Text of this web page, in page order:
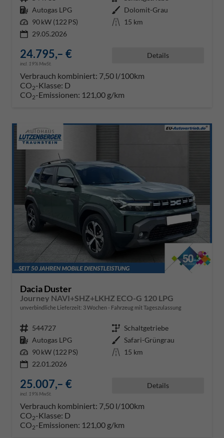
Kraftstoff Autogas LPG Außenfarbe Dolomit-Grau
Leistung 90 kW (122 PS) Kilometerstand 15 km
29.05.2026
24.795,– €
incl. 19% MwSt.
Details
Verbrauch kombiniert: 7,50 l/100km
CO2-Klasse: D
CO2-Emissionen: 121,00 g/km
Dacia Duster
Journey NAVI+SHZ+LKHZ ECO-G 120 LPG
unverbindliche Lieferzeit: 3 Wochen Fahrzeug mit Tageszulassung
Fahrzeugnr. 544727 Getriebe Schaltgetriebe
Kraftstoff Autogas LPG Außenfarbe Safari-Grüngrau
Leistung 90 kW (122 PS) Kilometerstand 15 km
22.01.2026
25.007,– €
incl. 19% MwSt.
Details
Verbrauch kombiniert: 7,50 l/100km
CO2-Klasse: D
CO2-Emissionen: 121,00 g/km